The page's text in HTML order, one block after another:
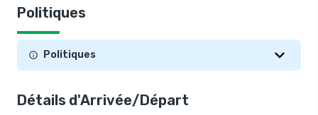
Politiques
Politiques
Détails d'Arrivée/Départ